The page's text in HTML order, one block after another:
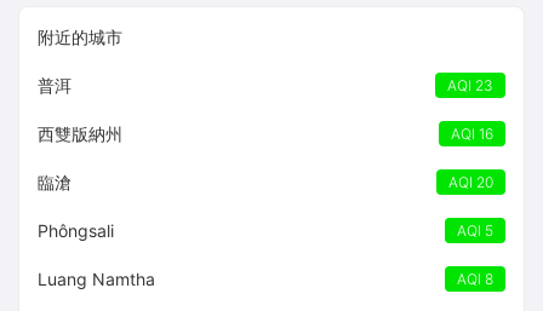
附近的城市
普洱 AQI 23
西雙版納州 AQI 16
臨滄 AQI 20
Phôngsali AQI 5
Luang Namtha AQI 8